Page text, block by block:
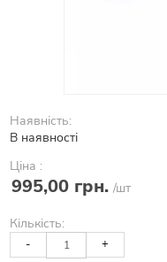
Наявність:
В наявності
Ціна :
995,00 грн. /шт
Кількість:
- +